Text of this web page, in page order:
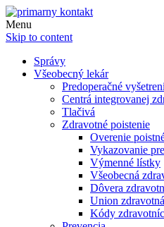
Menu
Skip to content
Správy
Všeobecný lekár
Predoperačné
Centrá integrovanej
Tlačivá
Zdravotné poistenie
Overenie
Vykazovanie
Výmenné lístky
Všeobecná
Dôvera
Union
Kódy